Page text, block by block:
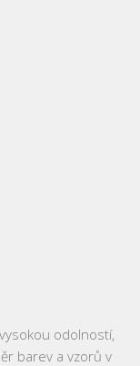
odolností,
barev a vzorů v